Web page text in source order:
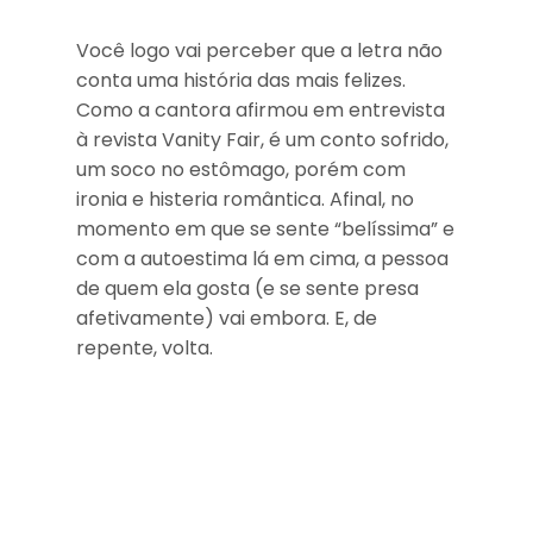
Você logo vai perceber que a letra não
conta uma história das mais felizes.
Como a cantora afirmou em entrevista
à revista Vanity Fair, é um conto sofrido,
um soco no estômago, porém com
ironia e histeria romântica. Afinal, no
momento em que se sente “belíssima” e
com a autoestima lá em cima, a pessoa
de quem ela gosta (e se sente presa
afetivamente) vai embora. E, de
repente, volta.